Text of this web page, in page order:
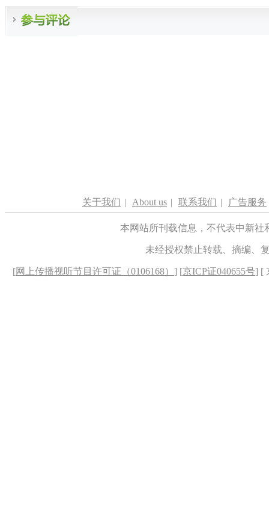
关于我们 | About us | 联系我们 | 广告服务
本网站所刊载信息，不代表中新
未经授权禁止转载、摘编、
[网上传播视听节目许可证（0106168） ] [京ICP证040655号] [